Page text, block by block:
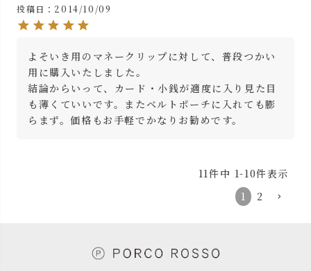
投稿日
2014/10/09
よそいき用のマネークリップに対して、普段つかい
用に購入いたしました。
結論からいって、カード・小銭が適度に入り見た目
も薄くていいです。またベルトポーチに入れても膨
らまず。価格もお手軽でかなりお勧めです。
11件中 1-10件表示
1
2